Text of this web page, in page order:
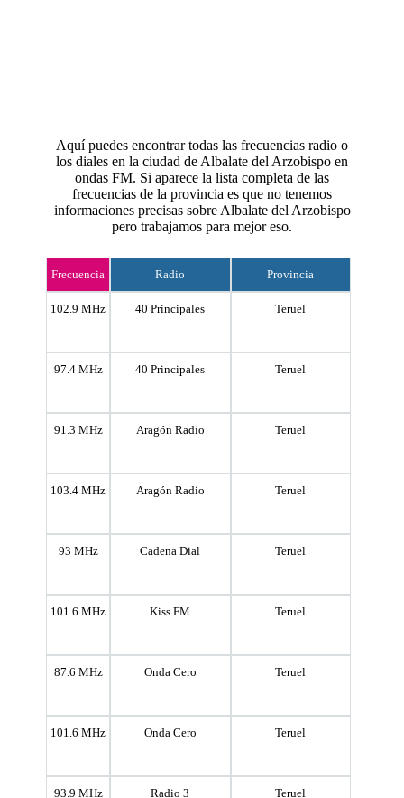
Aquí puedes encontrar todas las frecuencias radio o
los diales en la ciudad de Albalate del Arzobispo en
ondas FM. Si aparece la lista completa de las
frecuencias de la provincia es que no tenemos
informaciones precisas sobre Albalate del Arzobispo
pero trabajamos para mejor eso.
Frecuencia Radio Provincia
102.9 MHz 40 Principales Teruel
97.4 MHz 40 Principales Teruel
91.3 MHz Aragón Radio Teruel
103.4 MHz Aragón Radio Teruel
93 MHz Cadena Dial Teruel
101.6 MHz Kiss FM Teruel
87.6 MHz Onda Cero Teruel
101.6 MHz Onda Cero Teruel
93.9 MHz Radio 3 Teruel